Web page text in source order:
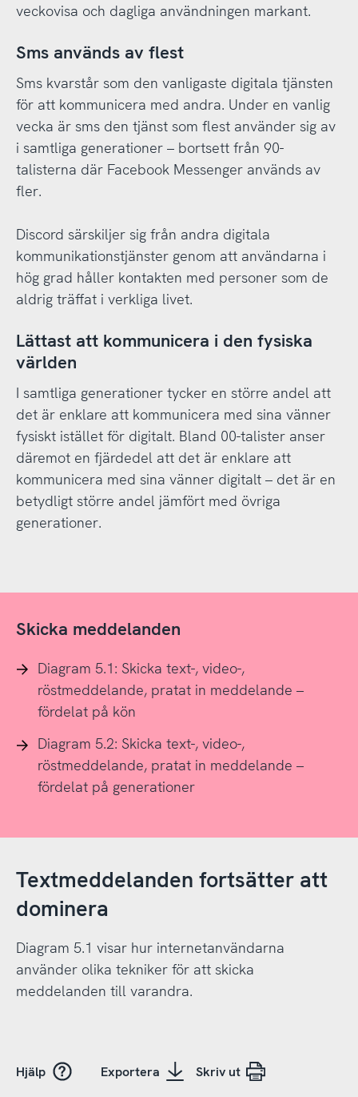
veckovisa och dagliga användningen markant.
Sms används av flest
Sms kvarstår som den vanligaste digitala tjänsten
för att kommunicera med andra. Under en vanlig
vecka är sms den tjänst som flest använder sig av
i samtliga generationer – bortsett från 90-
talisterna där Facebook Messenger används av
fler.
Discord särskiljer sig från andra digitala
kommunikationstjänster genom att användarna i
hög grad håller kontakten med personer som de
aldrig träffat i verkliga livet.
Lättast att kommunicera i den fysiska
världen
I samtliga generationer tycker en större andel att
det är enklare att kommunicera med sina vänner
fysiskt istället för digitalt. Bland 00-talister anser
däremot en fjärdedel att det är enklare att
kommunicera med sina vänner digitalt – det är en
betydligt större andel jämfört med övriga
generationer.
Skicka meddelanden
Diagram 5.1: Skicka text-, video-,
röstmeddelande, pratat in meddelande –
fördelat på kön
Diagram 5.2: Skicka text-, video-,
röstmeddelande, pratat in meddelande –
fördelat på generationer
Textmeddelanden fortsätter att
dominera
Diagram 5.1 visar hur internetanvändarna
använder olika tekniker för att skicka
meddelanden till varandra.
Hjälp Exportera Skriv ut